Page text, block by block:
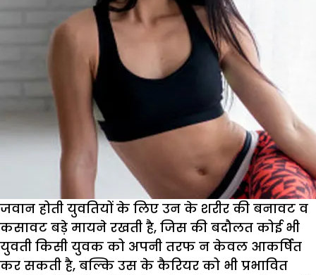
जवान होती युवतियों के लिए उन के शरीर की बनावट व
कसावट बड़े मायने रखती है, जिस की बदौलत कोई भी
युवती किसी युवक को अपनी तरफ न केवल आकर्षित
कर सकती है, बल्कि उस के कैरियर को भी प्रभावित